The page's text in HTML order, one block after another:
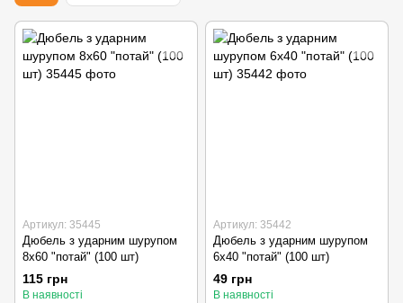
Артикул: 35445
Дюбель з ударним шурупом
8х60 "потай" (100 шт)
115 грн
В наявності
Артикул: 35442
Дюбель з ударним шурупом
6х40 "потай" (100 шт)
49 грн
В наявності